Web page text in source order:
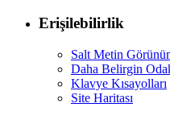
Erişilebilirlik
Salt Metin
Daha Belirgin
Klavye Kısayolları
Site Haritası